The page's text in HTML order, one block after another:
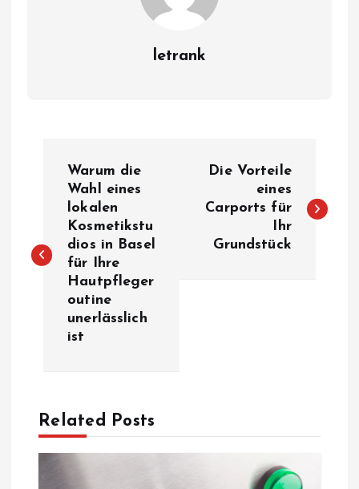
letrank
s
t
g
Warum die
Wahl eines
lokalen
Kosmetikstu
dios in Basel
für Ihre
Hautpfleger
outine
unerlässlich
ist
Die Vorteile
eines
Carports für
Ihr
Grundstück
Related Posts